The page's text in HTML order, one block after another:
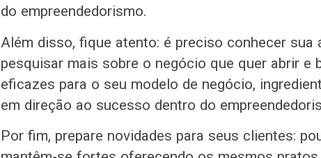
do empreendedorismo.
Além disso, fique atento: é preciso conhecer sua
pesquisar mais sobre o negócio que quer abrir e
eficazes para o seu modelo de negócio,
em direção ao sucesso dentro do
Por fim, prepare novidades para seus clientes: